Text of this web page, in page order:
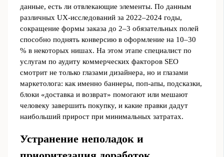
данные, есть ли отвлекающие элементы. По данным
различных UX‑исследований за 2022–2024 годы,
сокращение формы заказа до 2–3 обязательных полей
способно поднять конверсию в оформление на 10–30
% в некоторых нишах. На этом этапе специалист по
услугам по аудиту коммерческих факторов SEO
смотрит не только глазами дизайнера, но и глазами
маркетолога: как именно баннеры, поп‑апы, подсказки,
блоки «доставка и возврат» помогают или мешают
человеку завершить покупку, и какие правки дадут
наибольший прирост при минимальных затратах.
Устранение неполадок и